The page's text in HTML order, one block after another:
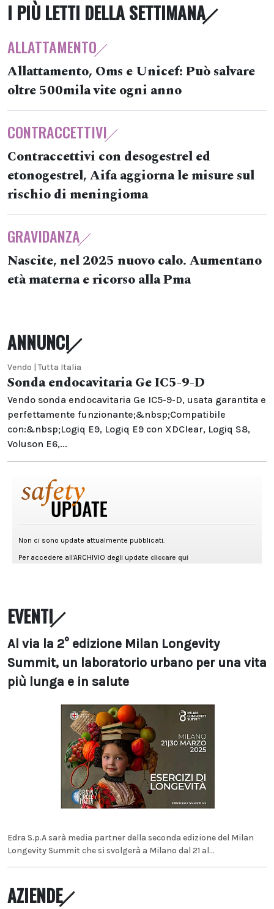
I PIÙ LETTI DELLA SETTIMANA
ALLATTAMENTO
Allattamento, Oms e Unicef: Può salvare
oltre 500mila vite ogni anno
CONTRACCETTIVI
Contraccettivi con desogestrel ed
etonogestrel, Aifa aggiorna le misure sul
rischio di meningioma
GRAVIDANZA
Nascite, nel 2025 nuovo calo. Aumentano
età materna e ricorso alla Pma
ANNUNCI
Vendo | Tutta Italia
Sonda endocavitaria Ge IC5-9-D
Vendo sonda endocavitaria Ge IC5-9-D, usata garantita e
perfettamente funzionante;&nbsp;Compatibile
con:&nbsp;Logiq E9, Logiq E9 con XDClear, Logiq S8,
Voluson E6,...
EVENTI
Al via la 2° edizione Milan Longevity
Summit, un laboratorio urbano per una vita
più lunga e in salute
Edra S.p.A sarà media partner della seconda edizione del Milan
Longevity Summit che si svolgerà a Milano dal 21 al...
AZIENDE